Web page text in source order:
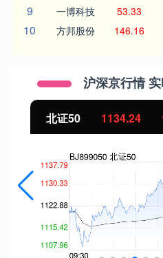
9 一博科技 53.33
10 方邦股份 146.16
沪深京行情
北证50 1134.24